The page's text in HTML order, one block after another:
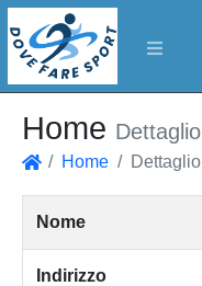
Home Dettaglio
Home Dettaglio
Nome
Indirizzo